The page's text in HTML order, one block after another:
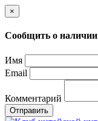
×
Сообщить о наличии
Имя
Email
Комментарий
Отправить